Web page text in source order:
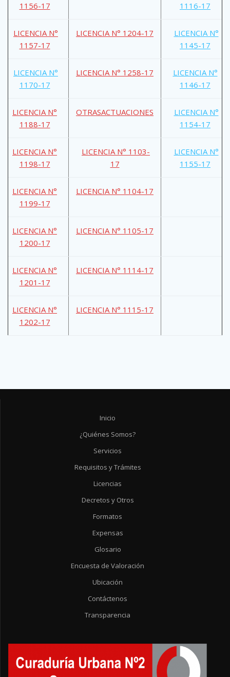
1156-17
1116-17
LICENCIA N°
1157-17
LICENCIA N° 1204-17
LICENCIA N°
1145-17
LICENCIA N°
1170-17
LICENCIA N° 1258-17
LICENCIA N°
1146-17
LICENCIA N°
1188-17
OTRASACTUACIONES
LICENCIA N°
1154-17
LICENCIA N°
1198-17
LICENCIA N° 1103-
17
LICENCIA N°
1155-17
LICENCIA N°
1199-17
LICENCIA N° 1104-17
LICENCIA N°
1200-17
LICENCIA N° 1105-17
LICENCIA N°
1201-17
LICENCIA N° 1114-17
LICENCIA N°
1202-17
LICENCIA N° 1115-17
Inicio
¿Quiénes Somos?
Servicios
Requisitos y Trámites
Licencias
Decretos y Otros
Formatos
Expensas
Glosario
Encuesta de Valoración
Ubicación
Contáctenos
Transparencia